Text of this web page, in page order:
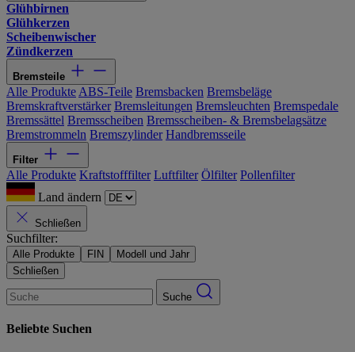
Glühbirnen
Glühkerzen
Scheibenwischer
Zündkerzen
Bremsteile
Alle Produkte ABS-Teile Bremsbacken Bremsbeläge
Bremskraftverstärker Bremsleitungen Bremsleuchten Bremspedale
Bremssättel Bremsscheiben Bremsscheiben- & Bremsbelagsätze
Bremstrommeln Bremszylinder Handbremsseile
Filter
Alle Produkte Kraftstofffilter Luftfilter Ölfilter Pollenfilter
Land ändern
Schließen
Suchfilter:
Alle Produkte FIN
Modell und Jahr
Schließen
Suche
Beliebte Suchen